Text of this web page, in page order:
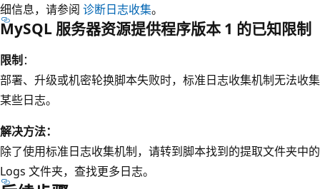
细信息，请参阅 诊断日志收集。
MySQL 服务器资源提供程序版本 1 的已知限制
限制 ：
部署、升级或机密轮换脚本失败时，标准日志收集机制无法收集
某些日志。
解决方法：
除了使用标准日志收集机制，请转到脚本找到的提取文件夹中的
Logs 文件夹，查找更多日志。